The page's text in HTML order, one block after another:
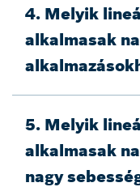
4. Melyik
alkalmasak
5. Melyik
alkalmasak
nagy